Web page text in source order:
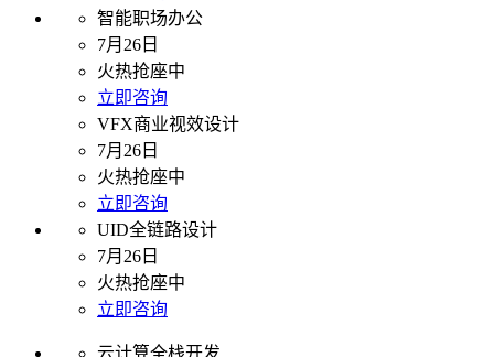
智能职场办公
7月26日
火热抢座中
立即咨询
VFX商业视效设计
7月26日
火热抢座中
立即咨询
UID全链路设计
7月26日
火热抢座中
立即咨询
云计算全栈开发